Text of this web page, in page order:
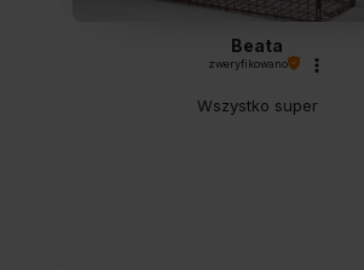
Beata
zweryfikowano
Wszystko super